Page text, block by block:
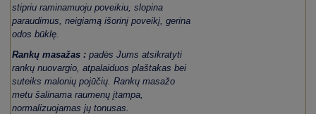
stipriu raminamuoju poveikiu, slopina
paraudimus, neigiamą išorinį poveikį, gerina
odos būklę.
Rankų masažas : padės Jums atsikratyti
rankų nuovargio, atpalaiduos plaštakas bei
suteiks malonių pojūčių. Rankų masažo
metu šalinama raumenų įtampa,
normalizuojamas jų tonusas.